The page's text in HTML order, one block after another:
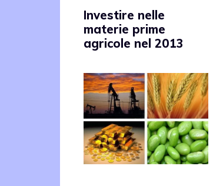
Investire nelle
materie prime
agricole nel 2013